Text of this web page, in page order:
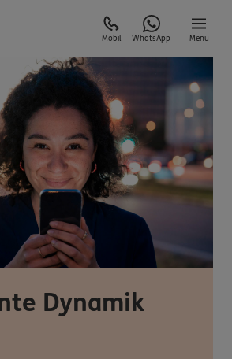
Mobil WhatsApp Menü
Dynamik